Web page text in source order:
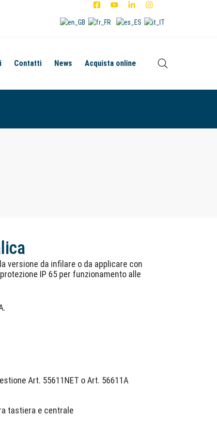
Contatti News Acquista online
versione da infilare o da applicare con
IP 65 per funzionamento alle
Art. 55611NET o Art. 56611A
tastiera e centrale